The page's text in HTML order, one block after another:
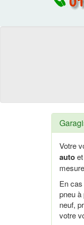
Votre
auto
En
pneu à
neuf,
votre